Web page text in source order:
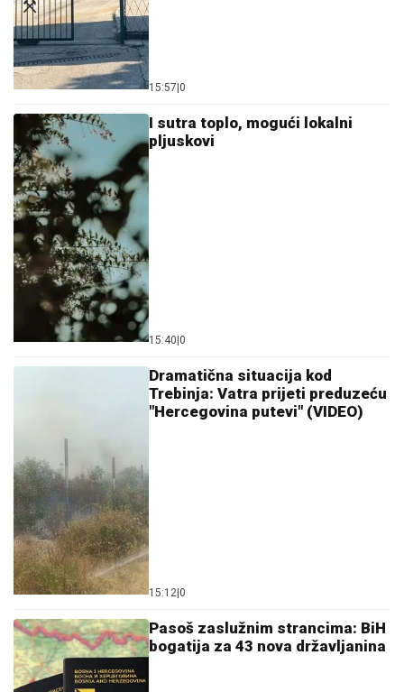
15:57 0
I sutra toplo, mogući lokalni
pljuskovi
15:40 0
Dramatična situacija kod
Trebinja: Vatra prijeti preduzeću
"Hercegovina putevi" (VIDEO)
15:12 0
Pasoš zaslužnim strancima: BiH
bogatija za 43 nova državljanina